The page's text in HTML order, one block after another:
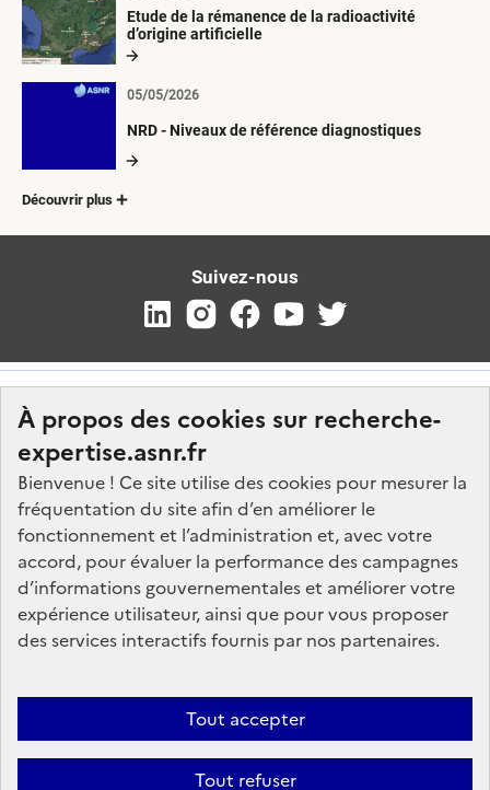
À propos des cookies sur recherche-
expertise.asnr.fr
Bienvenue ! Ce site utilise des cookies pour mesurer la
fréquentation du site afin d’en améliorer le
fonctionnement et l’administration et, avec votre
accord, pour évaluer la performance des campagnes
d’informations gouvernementales et améliorer votre
expérience utilisateur, ainsi que pour vous proposer
des services interactifs fournis par nos partenaires.
Tout accepter
Tout refuser
Etude de la rémanence de la radioactivité
d’origine artificielle
NRD - Niveaux de référence diagnostiques
05/05/2026
Découvrir plus
Suivez-nous
Nos marchés
Nos offres d'emploi
FAQ
Glossaire
Plan du site